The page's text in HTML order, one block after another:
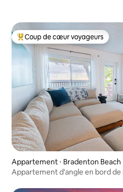
Coups de cœur voyageurs les
Coup de cœur voyageurs
Appartement ⋅ Bradenton Beach
Appartement d'angle en bord de